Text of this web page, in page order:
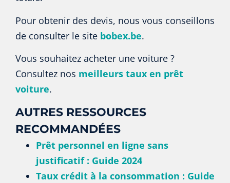
Pour obtenir des devis, nous vous conseillons
de consulter le site bobex.be.
Vous souhaitez acheter une voiture ?
Consultez nos meilleurs taux en prêt
voiture.
AUTRES RESSOURCES
RECOMMANDÉES
Prêt personnel en ligne sans
justificatif : Guide 2024
Taux crédit à la consommation : Guide